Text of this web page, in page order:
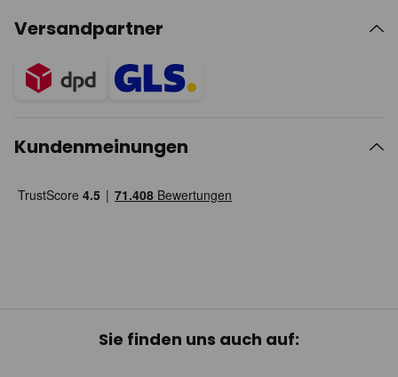
Versandpartner
Kundenmeinungen
Sie finden uns auch auf: